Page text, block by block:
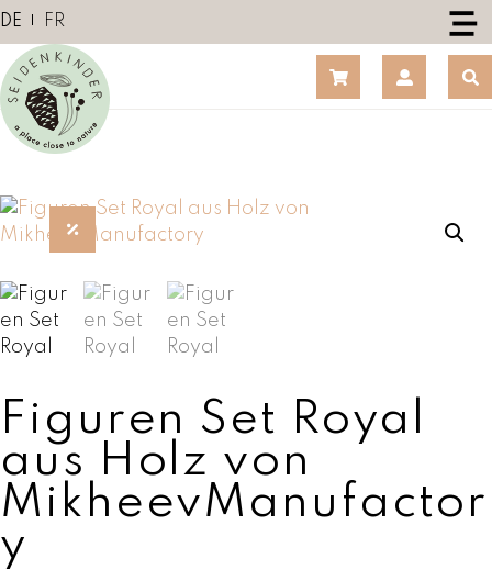
Z
m
I
n
l
t
r
i
n
e
n
DE FR
Figuren Set Royal
aus Holz von
MikheevManufactor
y